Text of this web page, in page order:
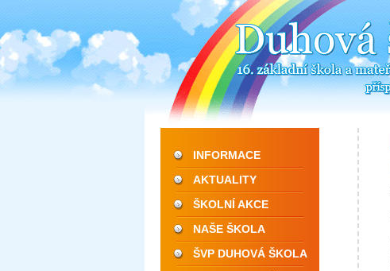
INFORMACE
AKTUALITY
ŠKOLNÍ AKCE
NAŠE ŠKOLA
ŠVP DUHOVÁ ŠKOLA